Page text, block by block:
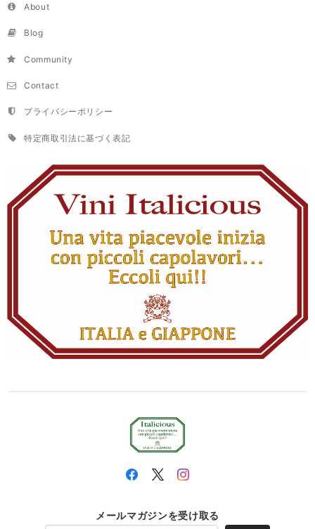
About
Blog
Community
Contact
プライバシーポリシー
特定商取引法に基づく表記
メールマガジンを受け取る